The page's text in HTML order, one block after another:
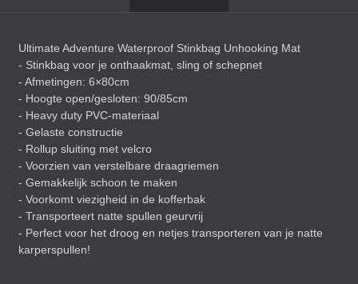
Ultimate Adventure Waterproof Stinkbag Unhooking Mat
- Stinkbag voor je onthaakmat, sling of schepnet
- Afmetingen: 6×80cm
- Hoogte open/gesloten: 90/85cm
- Heavy duty PVC-materiaal
- Gelaste constructie
- Rollup sluiting met velcro
- Voorzien van verstelbare draagriemen
- Gemakkelijk schoon te maken
- Voorkomt viezigheid in de kofferbak
- Transporteert natte spullen geurvrij
- Perfect voor het droog en netjes transporteren van je natte
karperspullen!